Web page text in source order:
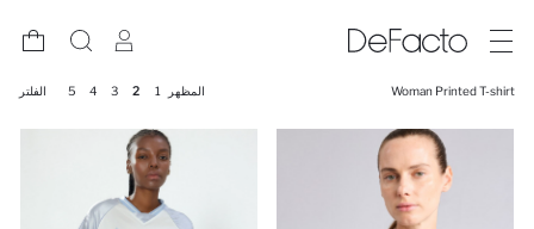
Woman Printed T-shirt المظهر 1
2
3
4
5 الفلتر